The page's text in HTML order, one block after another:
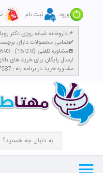
ورود ثبت نام
داروخانه شبانه روزی دکتر رویا میرنظامی📌
تمامی محصولات دارای برچسب اصالت کالا و سیب سلامت میباشند✔️
مشاوره تلفنی (8 تا 16) : 02165389693☎️
​ارسال رایگان برای خرید های بالای 4 میلیون تومان با پست
مشاوره خرید در برنامه بله : 09302007587